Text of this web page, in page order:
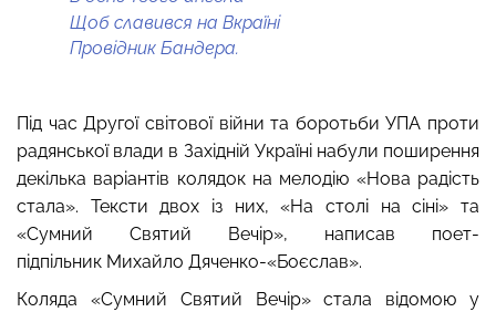
Щоб славився на Вкраїні
Провідник Бандера.
Під час Другої світової війни та боротьби УПА проти
радянської влади в Західній Україні набули поширення
декілька варіантів колядок на мелодію «Нова радість
стала». Тексти двох із них, «На столі на сіні» та
«Сумний Святий Вечір», написав поет-
підпільник Михайло Дяченко-«Боєслав».
Коляда «Сумний Святий Вечір» стала відомою у